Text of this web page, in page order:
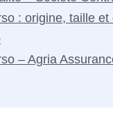
: origine, taille et
– Agria